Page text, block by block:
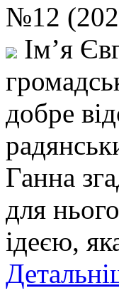
№12
Ім’я
добре
Ганна
для
ідеєю,